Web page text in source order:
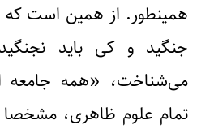
همینطور. از همین است
جنگید و کی باید
می‌شناخت، «همه جامعه
تمام علوم ظاهری،